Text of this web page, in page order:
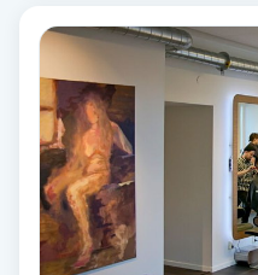
PRP (Platelet Rich Plasma)
PRX-T33
Psoriasis